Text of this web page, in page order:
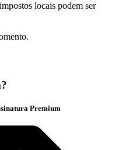
locais podem ser
Premium